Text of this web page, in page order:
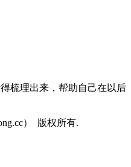
梳理出来，帮助自己在以后
） 版权所有.